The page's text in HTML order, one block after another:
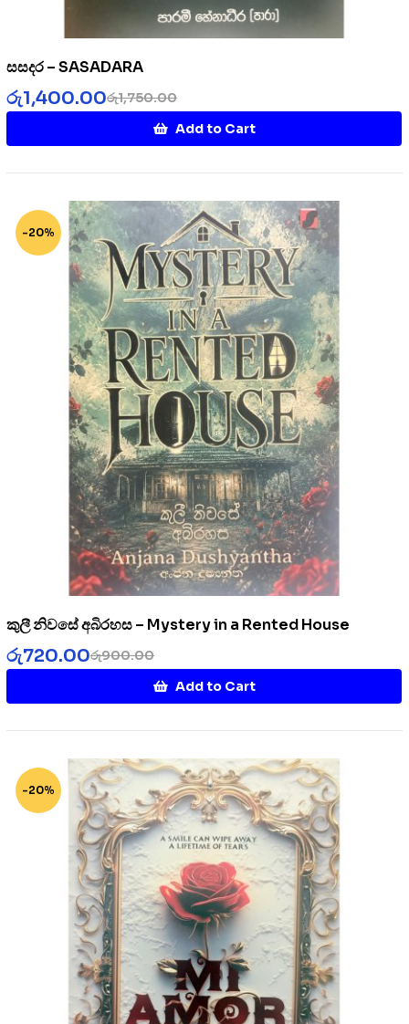
සසදර – SASADARA
රු1,750.00
රු1,400.00
Add to Cart
-20%
කුලී නිවසේ අබිරහස – Mystery in a Rented House
රු900.00
රු720.00
Add to Cart
-20%